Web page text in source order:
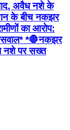
अवैध नशे के
के बीच नकझर
का आरोप:
सवाल* *🛑नकझर
नशे पर सख्त